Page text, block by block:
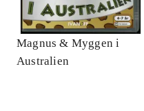
Magnus & Myggen i
Australien